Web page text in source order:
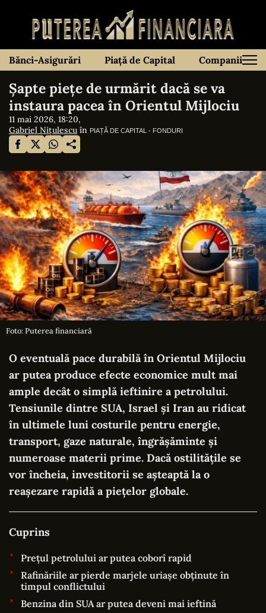
Bănci-Asigurări Piață de Capital Companii
Șapte piețe de urmărit dacă se va
instaura pacea în Orientul Mijlociu
11 mai 2026, 18:20,
Gabriel Nițulescu în PIAȚĂ DE CAPITAL - FONDURI
Foto: Puterea financiară
O eventuală pace durabilă în Orientul Mijlociu
ar putea produce efecte economice mult mai
ample decât o simplă ieftinire a petrolului.
Tensiunile dintre SUA, Israel și Iran au ridicat
în ultimele luni costurile pentru energie,
transport, gaze naturale, îngrășăminte și
numeroase materii prime. Dacă ostilitățile se
vor încheia, investitorii se așteaptă la o
reașezare rapidă a piețelor globale.
Cuprins
Prețul petrolului ar putea coborî rapid
Rafinăriile ar pierde marjele uriașe obținute în
timpul conflictului
Benzina din SUA ar putea deveni mai ieftină